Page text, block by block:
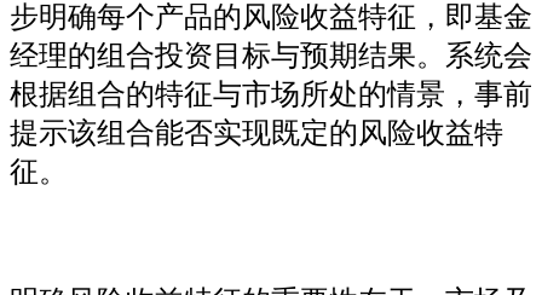
步明确每个产品的风险收益特征，即基金
经理的组合投资目标与预期结果。系统会
根据组合的特征与市场所处的情景，事前
提示该组合能否实现既定的风险收益特
征。